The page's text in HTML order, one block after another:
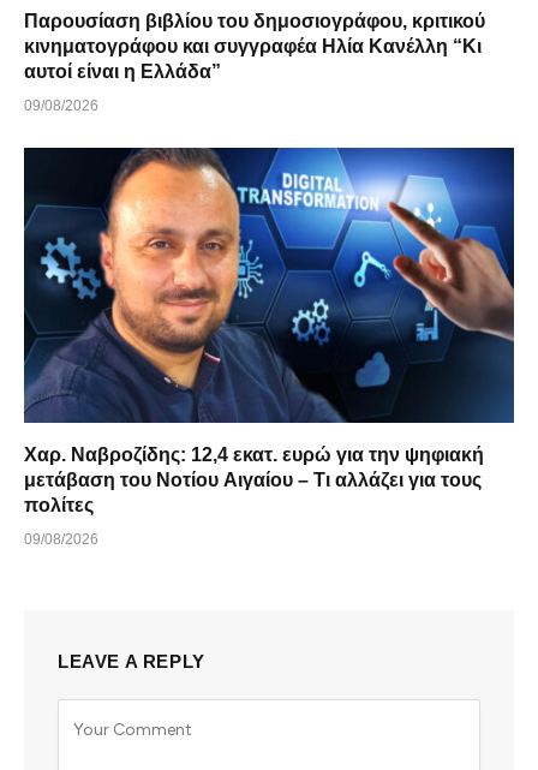
Παρουσίαση βιβλίου του δημοσιογράφου, κριτικού
κινηματογράφου και συγγραφέα Ηλία Κανέλλη “Κι
αυτοί είναι η Ελλάδα”
09/08/2026
Χαρ. Ναβροζίδης: 12,4 εκατ. ευρώ για την ψηφιακή
μετάβαση του Νοτίου Αιγαίου – Τι αλλάζει για τους
πολίτες
09/08/2026
LEAVE A REPLY